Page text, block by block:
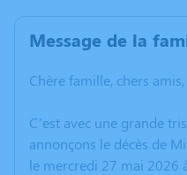
Message de la
Chère famille, chers amis,
C’est avec une grande
annonçons le décès de
le mercredi 27 mai 2026